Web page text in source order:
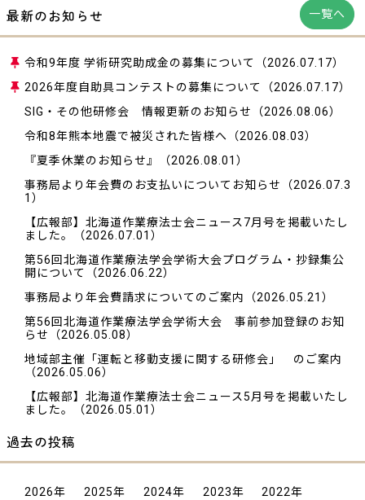
最新のお知らせ 一覧へ
令和9年度 学術研究助成金の募集について
（2026.07.17）
2026年度自助具コンテストの募集について
（2026.07.17）
SIG・その他研修会 情報更新のお知らせ
（2026.08.06）
令和8年熊本地震で被災された皆様へ （2026.08.03）
『夏季休業のお知らせ』
（2026.08.01）
事務局より年会費のお支払いについてお知らせ
（2026.07.3
1）
【広報部】北海道作業療法士会ニュース7月号を掲載いたし
ました。
（2026.07.01）
第56回北海道作業療法学会学術大会プログラム・抄録集公
開について
（2026.06.22）
事務局より年会費請求についてのご案内
（2026.05.21）
第56回北海道作業療法学会学術大会 事前参加登録のお知
らせ
（2026.05.08）
地域部主催「運転と移動支援に関する研修会」 のご案内
（2026.05.06）
【広報部】北海道作業療法士会ニュース5月号を掲載いたし
ました。
（2026.05.01）
過去の投稿
2026年 2025年 2024年 2023年 2022年